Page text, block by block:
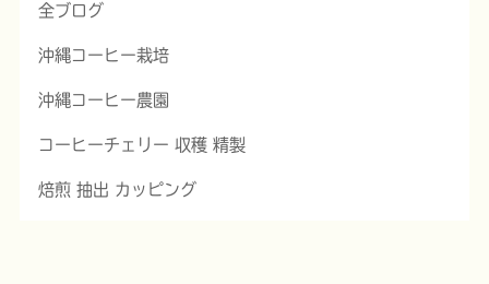
全ブログ
沖縄コーヒー栽培
沖縄コーヒー農園
コーヒーチェリー 収穫 精製
焙煎 抽出 カッピング